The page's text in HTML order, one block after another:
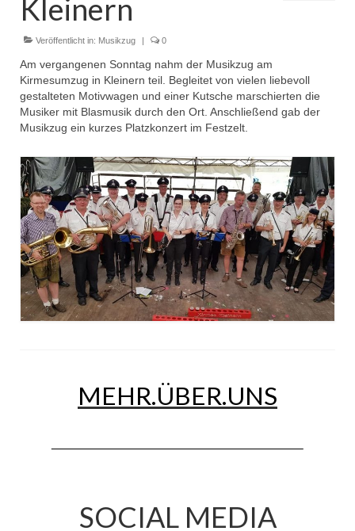
Dienstplan
Einsätze
Einsatzstichworte
Jugendfeuerwehr
Dienstplan
Gründung Jugendfeuerwehr 1996
25-jähriges Jubiläum Jugendfeuerwehr 2021
Kreiszeltlager 2023
Kinderfeuerwehr
Katastrophenschutz
Kleinern
Veröffentlicht in: Musikzug | 0
Am vergangenen Sonntag nahm der Musikzug am
Kirmesumzug in Kleinern teil. Begleitet von vielen liebevoll
gestalteten Motivwagen und einer Kutsche marschierten die
Musiker mit Blasmusik durch den Ort. Anschließend gab der
Musikzug ein kurzes Platzkonzert im Festzelt.
MEHR.ÜBER.UNS
SOCIAL MEDIA